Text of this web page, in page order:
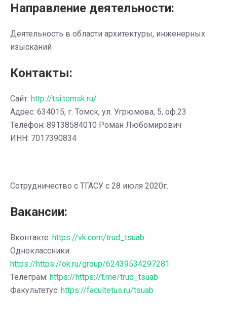
Направление деятельности:
Деятельность в области архитектуры, инженерных
изысканий
Контакты:
Сайт: http://tsi.tomsk.ru/
Адрес: 634015, г. Томск, ул. Угрюмова, 5, оф.23
Телефон: 89138584010 Роман Любомирович
ИНН: 7017390834
Сотрудничество с ТГАСУ с 28 июля 2020г.
Вакансии:
Вконтакте: https://vk.com/trud_tsuab
Одноклассники:
https://https://ok.ru/group/62439534297281
Телеграм: https://https://t.me/trud_tsuab
Факультетус: https://facultetus.ru/tsuab